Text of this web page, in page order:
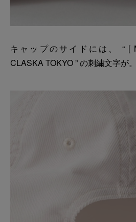
キャップのサイドには、 “ [
CLASKA TOKYO ” の刺繍文字が。